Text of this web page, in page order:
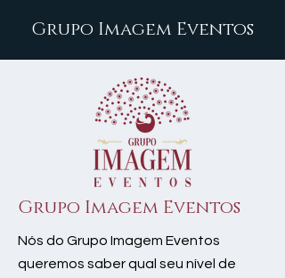
Grupo Imagem Eventos
Grupo Imagem Eventos
Nós do Grupo Imagem Eventos
queremos saber qual seu nível de